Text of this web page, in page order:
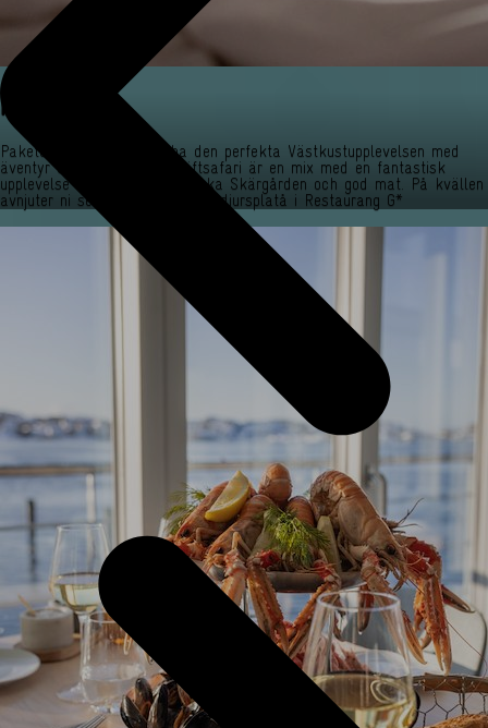
Kräftsafari
Paketet för dig som vill ha den perfekta Västkustupplevelsen med
äventyr och avkoppling. Kräftsafari är en mix med en fantastisk
upplevelse ut i den Bohuslänska Skärgården och god mat. På kvällen
avnjuter ni sedan en härlig skaldjursplatå i Restaurang G*